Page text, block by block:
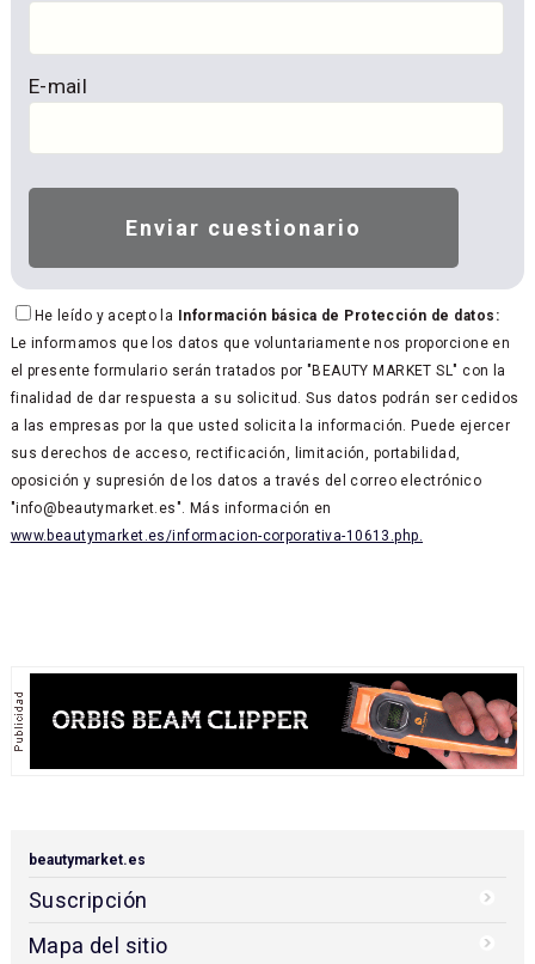
E-mail
He leído y acepto la Información básica de Protección de datos:
Le informamos que los datos que voluntariamente nos proporcione en
el presente formulario serán tratados por "BEAUTY MARKET SL" con la
finalidad de dar respuesta a su solicitud. Sus datos podrán ser cedidos
a las empresas por la que usted solicita la información. Puede ejercer
sus derechos de acceso, rectificación, limitación, portabilidad,
oposición y supresión de los datos a través del correo electrónico
"info@beautymarket.es". Más información en
www.beautymarket.es/informacion-corporativa-10613.php.
beautymarket.es
Suscripción
Mapa del sitio